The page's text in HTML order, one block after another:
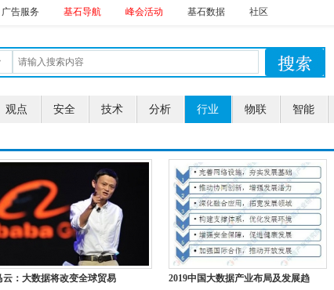
广告服务 基石导航 峰会活动 基石数据 社区
观点 安全 技术 分析 行业 物联 智能
云：大数据将改变全球贸易
2019中国大数据产业布局及发展趋